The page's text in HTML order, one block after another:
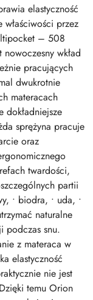
elastyczność
przez
– 508
wkład
pracujących
dwukrotnie
materacach
dokładniejsze
sprężyna pracuje
oraz
twardości,
partii
• biodra, • uda, •
naturalne
podczas snu.
z materaca w
elastyczność
nie jest
temu Orion